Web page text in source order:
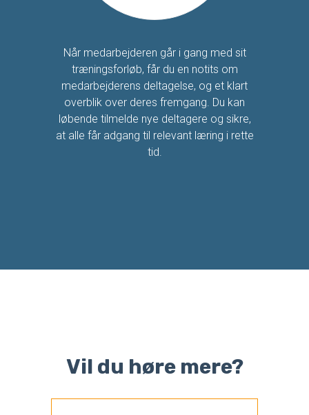
Når medarbejderen går i gang med sit
træningsforløb, får du en notits om
medarbejderens deltagelse, og et klart
overblik over deres fremgang. Du kan
løbende tilmelde nye deltagere og sikre,
at alle får adgang til relevant læring i rette
tid.
Vil du høre mere?